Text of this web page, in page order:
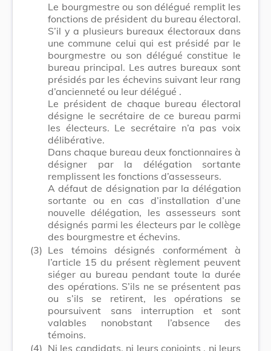
Le bourgmestre ou son délégué remplit les
fonctions de président du bureau électoral.
S’il y a plusieurs bureaux électoraux dans
une commune celui qui est présidé par le
bourgmestre ou son délégué constitue le
bureau principal. Les autres bureaux sont
présidés par les échevins suivant leur rang
d’ancienneté ou leur délégué .
Le président de chaque bureau électoral
désigne le secrétaire de ce bureau parmi
les électeurs. Le secrétaire n’a pas voix
délibérative.
Dans chaque bureau deux fonctionnaires à
désigner par la délégation sortante
remplissent les fonctions d’assesseurs.
A défaut de désignation par la délégation
sortante ou en cas d’installation d’une
nouvelle délégation, les assesseurs sont
désignés parmi les électeurs par le collège
des bourgmestre et échevins.
(3) Les témoins désignés conformément à
l’article 15 du présent règlement peuvent
siéger au bureau pendant toute la durée
des opérations. S’ils ne se présentent pas
ou s’ils se retirent, les opérations se
poursuivent sans interruption et sont
valables nonobstant l’absence des
témoins.
(4) Ni les candidats, ni leurs conjoints , ni leurs